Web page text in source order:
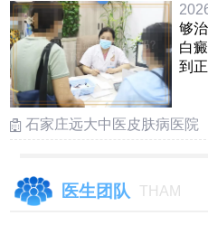
够
白
到
石家庄远大中医皮肤病医
医生团队 THAM